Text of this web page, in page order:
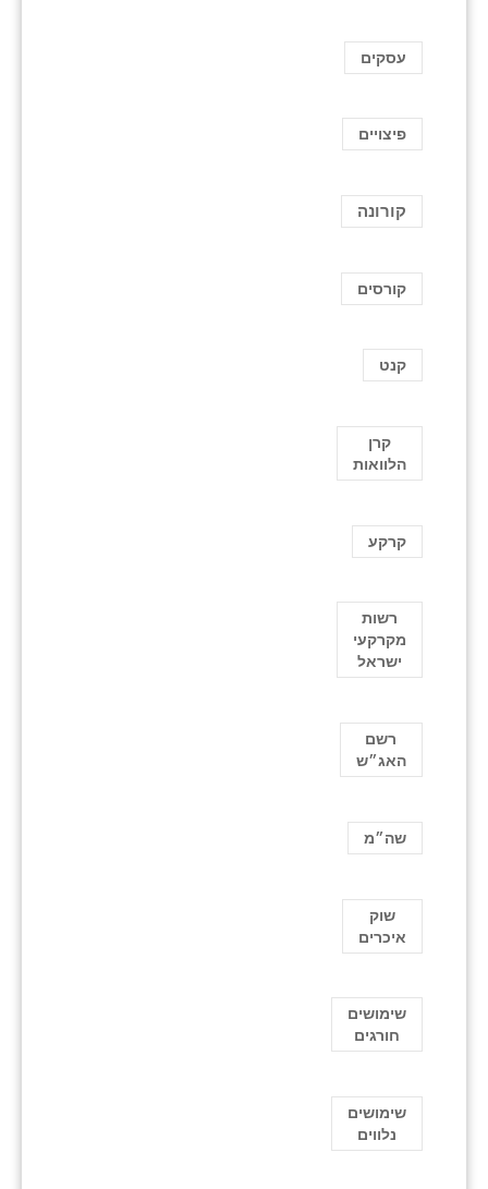
עסקים
פיצויים
קורונה
קורסים
קנט
קרן
הלוואות
קרקע
רשות
מקרקעי
ישראל
רשם
האג״ש
שה״מ
שוק
איכרים
שימושים
חורגים
שימושים
נלווים